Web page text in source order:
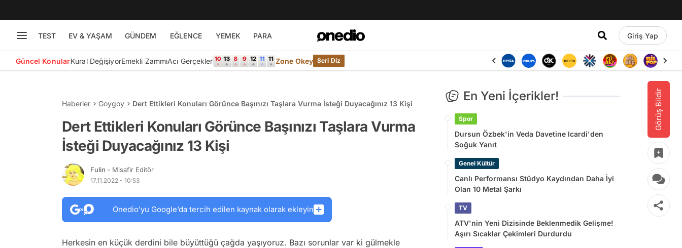
TEST EV & YAŞAM GÜNDEM EĞLENCE YEMEK PARA Giriş Yap
Güncel KonularKural DeğişiyorEmekli ZammıAcı Gerçekler Zone Okey Seri Diz
Görüş Bildir
Haberler Goygoy Dert Ettikleri Konuları Görünce Başınızı Taşlara Vurma İsteği Duyacağınız 13 Kişi
Dert Ettikleri Konuları Görünce Başınızı Taşlara Vurma
İsteği Duyacağınız 13 Kişi
Fulin - Misafir Editör
17.11.2022 - 10:53
Onedio’yu Google’da tercih edilen kaynak olarak ekleyin
Herkesin en küçük derdini bile büyüttüğü çağda yaşıyoruz. Bazı sorunlar var ki gülmekle
En Yeni İçerikler!
Spor
Dursun Özbek'in Veda Davetine Icardi'den
Soğuk Yanıt
Genel Kültür
Canlı Performansı Stüdyo Kaydından Daha İyi
Olan 10 Metal Şarkı
TV
ATV'nin Yeni Dizisinde Beklenmedik Gelişme!
Aşırı Sıcaklar Çekimleri Durdurdu